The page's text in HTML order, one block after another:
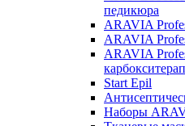
педикюра
ARAVIA
ARAVIA
ARAVIA
Start Epil
Наборы